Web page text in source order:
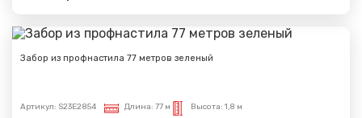
Забор из профнастила 77 метров зеленый
Артикул: S23E2854 Длина: 77 м Высота: 1,8 м